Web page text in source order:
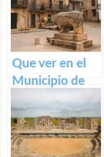
Que ver en el
Municipio de
Segura de Toro
en caceres